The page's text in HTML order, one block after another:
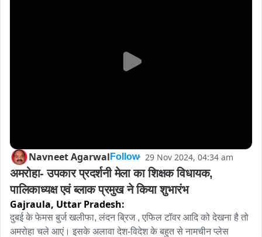
Navneet Agarwal Follow 29 Nov 2024, 04:34 am
अमरोहा- उपकार प्रदर्शनी मेला का शिक्षक विधायक,
पालिकाध्यक्ष एवं ब्लाक प्रमुख ने किया शुभारंभ
Gajraula, Uttar Pradesh:
दुबई के फेमस बुर्ज खलीफा, लंदन ब्रिज , एफिल टॉवर आदि को देखना है तो
अमरोहा चले आएं। इसके अलावा देश-विदेश के बहुत से नामचीन प्लेस